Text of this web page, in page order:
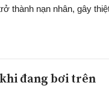
thành nạn nhân, gây
đang bơi trên